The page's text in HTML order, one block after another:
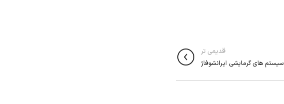
قدیمی تر
سیستم های گرمایشی ایرانشوفاژ